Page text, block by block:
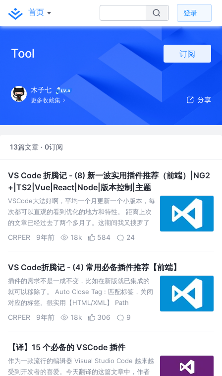
首页 登录
Tool 订阅
木子七
更多收藏集
13篇文章 · 0订阅
VS Code 折腾记 - (8) 新一波实用插件推荐（前端）|NG2
+|TS2|Vue|React|Node|版本控制|主题
VSCode大法好啊，平均一个月更新一个小版本，每
次都可以直观的看到优化的地方和特性。 距离上次
的文章已经过去了两个多月了。这期间我又搜罗了
一波比较实用的插件推荐； Better Merge : 用来解
CRPER 9年前 18k 584 24
VS Code折腾记 - (4) 常用必备插件推荐【前端】
插件的需求不是一成不变，比如在新版就已集成的
就可以移除了。 Auto Close Tag : 匹配标签，关闭
对应的标签。很实用【HTML/XML】 Path
Intellisense ： 路径智能提示.
CRPER 9年前 18k 306 9
【译】15 个必备的 VSCode 插件
作为一款流行的编辑器 Visual Studio Code 越来越
受到开发者的喜爱。今天翻译的这篇文章中，作者